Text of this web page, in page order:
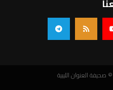
العنوان الليبية